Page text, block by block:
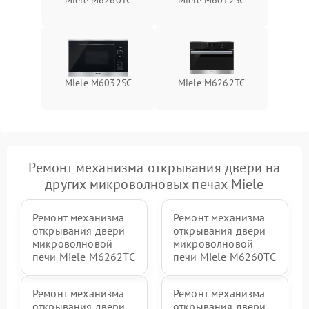
Miele M6032SC Miele M6262TC
Ремонт механизма открывания двери на
других микроволновых печах Miele
Ремонт механизма
открывания двери
микроволновой
печи Miele M6262TC
Ремонт механизма
открывания двери
микроволновой
печи Miele M6260TC
Ремонт механизма
открывания двери
Ремонт механизма
открывания двери